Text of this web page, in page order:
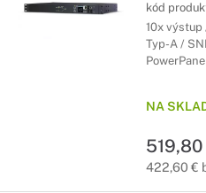
kód
10x výstup
Typ-A /
NA
422,60 €